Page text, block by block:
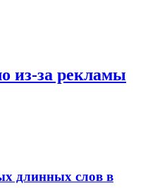
из-за рекламы
длинных слов в